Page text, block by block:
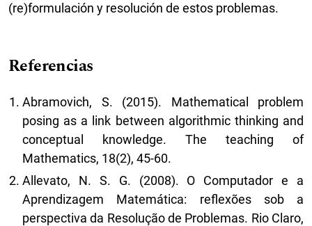
(re)formulación y resolución de estos problemas.
Referencias
Abramovich, S. (2015). Mathematical problem
posing as a link between algorithmic thinking and
conceptual knowledge. The teaching of
Mathematics, 18(2), 45-60.
Allevato, N. S. G. (2008). O Computador e a
Aprendizagem Matemática: reflexões sob a
perspectiva da Resolução de Problemas. Rio Claro,